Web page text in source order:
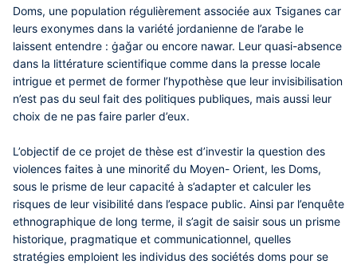
Doms, une population régulièrement associée aux Tsiganes car
leurs exonymes dans la variété jordanienne de l’arabe le
laissent entendre : ġaǧar ou encore nawar. Leur quasi-absence
dans la littérature scientifique comme dans la presse locale
intrigue et permet de former l’hypothèse que leur invisibilisation
n’est pas du seul fait des politiques publiques, mais aussi leur
choix de ne pas faire parler d’eux.
L’objectif de ce projet de thèse est d’investir la question des
violences faites à une minorité́ du Moyen- Orient, les Doms,
sous le prisme de leur capacité à s’adapter et calculer les
risques de leur visibilité dans l’espace public. Ainsi par l’enquête
ethnographique de long terme, il s’agit de saisir sous un prisme
historique, pragmatique et communicationnel, quelles
stratégies emploient les individus des sociétés doms pour se